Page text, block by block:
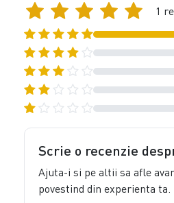
1
Scrie o recenzie
Ajuta-i si pe altii sa afle
povestind din experienta ta.